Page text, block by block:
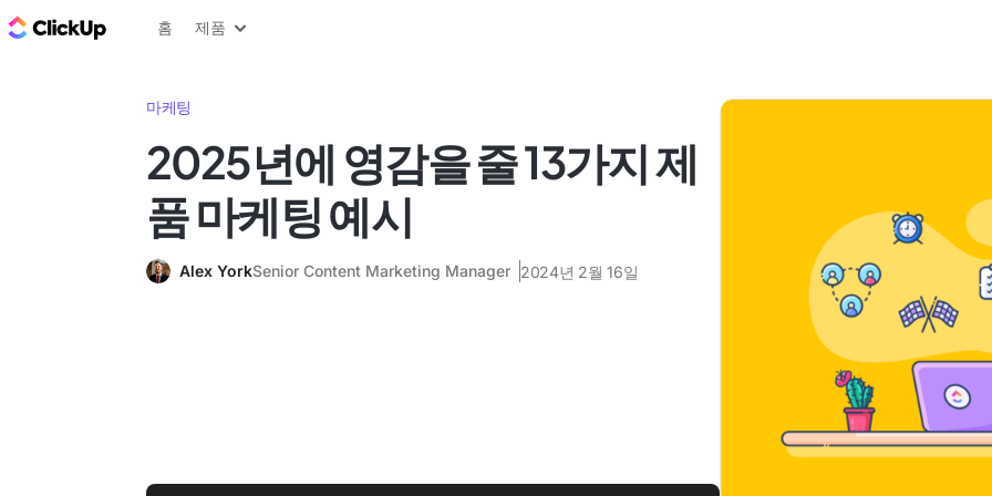
ClickUp 블로그
홈 제품
마케팅
2025년에 영감을 줄 13가지 제
품 마케팅 예시
Alex YorkSenior Content Marketing Manager 2024년 2월 16일